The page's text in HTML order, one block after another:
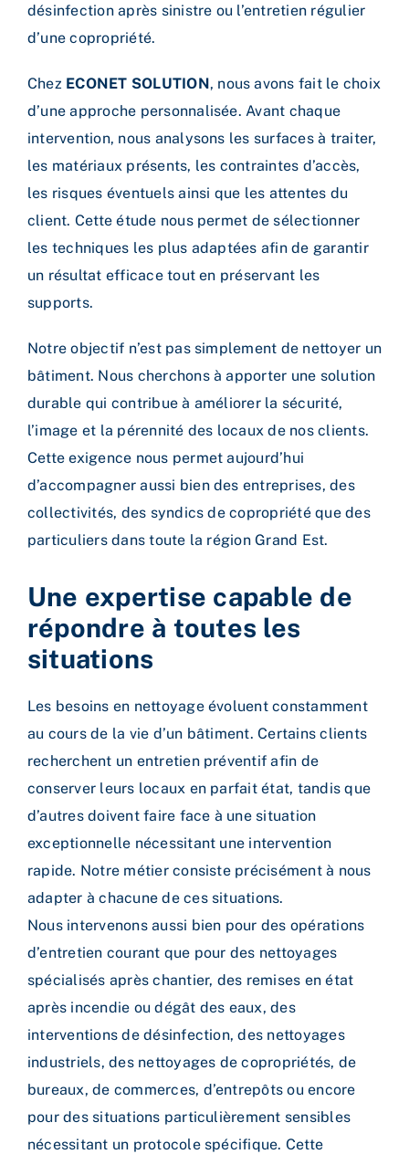
désinfection après sinistre ou l’entretien régulier
d’une copropriété.
Chez ECONET SOLUTION, nous avons fait le choix
d’une approche personnalisée. Avant chaque
intervention, nous analysons les surfaces à traiter,
les matériaux présents, les contraintes d’accès,
les risques éventuels ainsi que les attentes du
client. Cette étude nous permet de sélectionner
les techniques les plus adaptées afin de garantir
un résultat efficace tout en préservant les
supports.
Notre objectif n’est pas simplement de nettoyer un
bâtiment. Nous cherchons à apporter une solution
durable qui contribue à améliorer la sécurité,
l’image et la pérennité des locaux de nos clients.
Cette exigence nous permet aujourd’hui
d’accompagner aussi bien des entreprises, des
collectivités, des syndics de copropriété que des
particuliers dans toute la région Grand Est.
Une expertise capable de
répondre à toutes les
situations
Les besoins en nettoyage évoluent constamment
au cours de la vie d’un bâtiment. Certains clients
recherchent un entretien préventif afin de
conserver leurs locaux en parfait état, tandis que
d’autres doivent faire face à une situation
exceptionnelle nécessitant une intervention
rapide. Notre métier consiste précisément à nous
adapter à chacune de ces situations.
Nous intervenons aussi bien pour des opérations
d’entretien courant que pour des nettoyages
spécialisés après chantier, des remises en état
après incendie ou dégât des eaux, des
interventions de désinfection, des nettoyages
industriels, des nettoyages de copropriétés, de
bureaux, de commerces, d’entrepôts ou encore
pour des situations particulièrement sensibles
nécessitant un protocole spécifique. Cette